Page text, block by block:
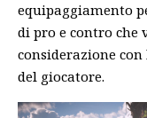
equipaggiamento
di pro e contro che
considerazione
del giocatore.